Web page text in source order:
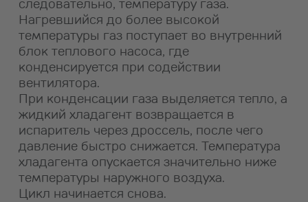
Нагревшийся до более высокой
температуры газ поступает во внутренний
блок теплового насоса, где
конденсируется при содействии
вентилятора.
При конденсации газа выделяется тепло, а
жидкий хладагент возвращается в
испаритель через дроссель, после чего
давление быстро снижается. Температура
хладагента опускается значительно ниже
температуры наружного воздуха.
Цикл начинается снова.